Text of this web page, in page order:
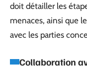
doit détailler les
menaces, ainsi que
avec les parties
Collaboration